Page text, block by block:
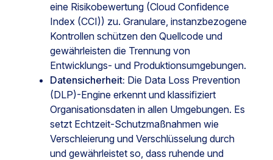
eine Risikobewertung (Cloud Confidence
Index (CCI)) zu. Granulare, instanzbezogene
Kontrollen schützen den Quellcode und
gewährleisten die Trennung von
Entwicklungs- und Produktionsumgebungen.
Datensicherheit: Die Data Loss Prevention
(DLP)-Engine erkennt und klassifiziert
Organisationsdaten in allen Umgebungen. Es
setzt Echtzeit-Schutzmaßnahmen wie
Verschleierung und Verschlüsselung durch
und gewährleistet so, dass ruhende und